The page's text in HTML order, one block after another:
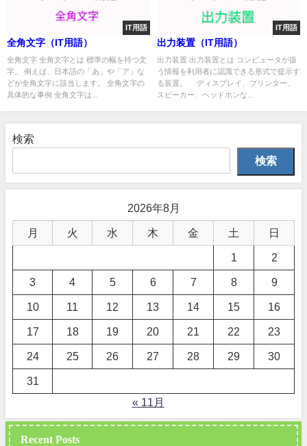
IT用語
全角文字（IT用語）
全角文字 全角文字とは 標準の幅を持つ文
字。 例えば、日本語の「あ」や「ア」な
どが全角文字に該当します。 全角文字の
具体的な事例 全角文字は...
IT用語
出力装置（IT用語）
出力装置 出力装置とは コンピュータが扱
う情報を利用者に認識できる形式で提示す
る装置。 ディスプレイ、プリンター、
スピーカー、ヘッドホンな...
検索
検索
2026年8月
月 火 水 木 金 土 日
1 2
3 4 5 6 7 8 9
10 11 12 13 14 15 16
17 18 19 20 21 22 23
24 25 26 27 28 29 30
31
« 11月
Recent Posts